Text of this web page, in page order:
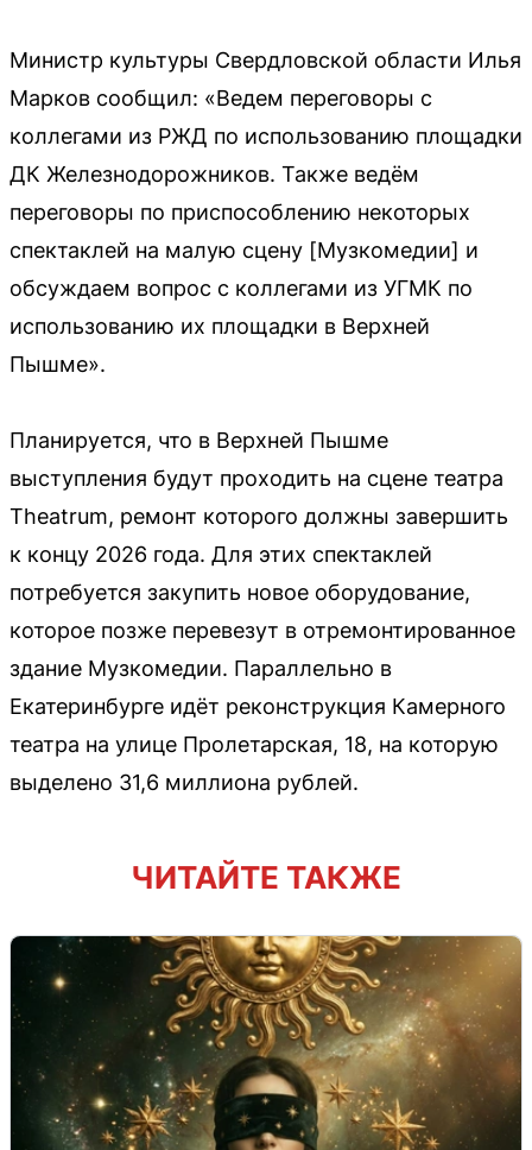
Министр культуры Свердловской области Илья
Марков сообщил: «Ведем переговоры с
коллегами из РЖД по использованию площадки
ДК Железнодорожников. Также ведём
переговоры по приспособлению некоторых
спектаклей на малую сцену [Музкомедии] и
обсуждаем вопрос с коллегами из УГМК по
использованию их площадки в Верхней
Пышме».
Планируется, что в Верхней Пышме
выступления будут проходить на сцене театра
Theatrum, ремонт которого должны завершить
к концу 2026 года. Для этих спектаклей
потребуется закупить новое оборудование,
которое позже перевезут в отремонтированное
здание Музкомедии. Параллельно в
Екатеринбурге идёт реконструкция Камерного
театра на улице Пролетарская, 18, на которую
выделено 31,6 миллиона рублей.
ЧИТАЙТЕ ТАКЖЕ